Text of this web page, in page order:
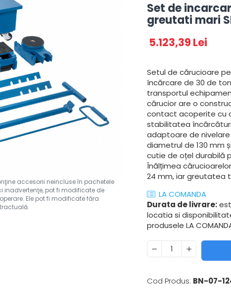
Set de
greutati mari
5.123,39 Lei
Setul de cărucioare
încărcare de 30 de
transportul
cărucior are o
contact acoperite cu
stabilitatea
adaptoare de nivelare
diametrul de 130 mm
cutie de oțel durabilă
Înălțimea
24 mm, iar greutatea
LA COMANDA
Durata de livrare:
locatia si
produsele LA
Cod Produs: BN-07-